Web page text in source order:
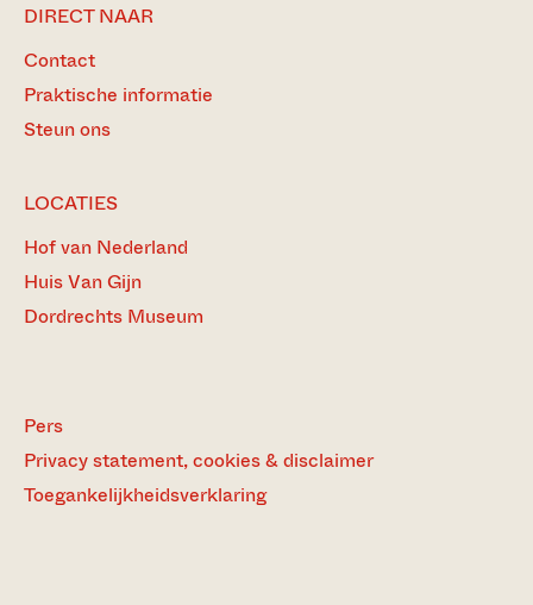
DIRECT NAAR
Contact
Praktische informatie
Steun ons
LOCATIES
Hof van Nederland
Huis Van Gijn
Dordrechts Museum
Pers
Privacy statement, cookies & disclaimer
Toegankelijkheidsverklaring